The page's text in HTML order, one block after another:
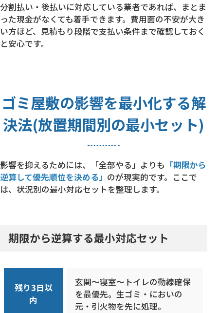
分割払い・後払いに対応している業者であれば、まとま
った現金がなくても着手できます。費用面の不安が大き
い方ほど、見積もり段階で支払い条件まで確認しておく
と安心です。
ゴミ屋敷の影響を最小化する解
決法(放置期間別の最小セット)
影響を抑えるためには、「全部やる」よりも 「期限から
逆算して優先順位を決める」 のが現実的です。ここで
は、状況別の最小対応セットを整理します。
期限から逆算する最小対応セット
残り3日以
内
玄関〜寝室〜トイレの動線確保
を最優先。生ゴミ・においの
元・引火物を先に処理。